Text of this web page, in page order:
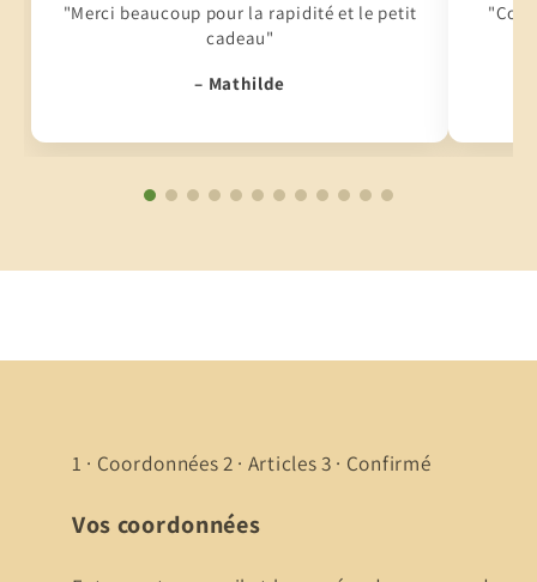
"Merci beaucoup pour la rapidité et le petit
cadeau"
– Mathilde